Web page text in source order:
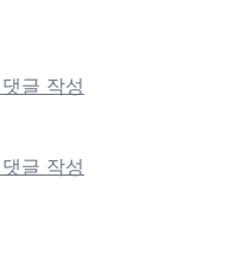
글 작성
글 작성